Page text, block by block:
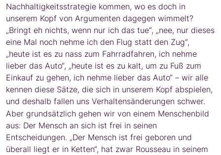
Nachhaltigkeitsstrategie kommen, wo es doch in
unserem Kopf von Argumenten dagegen wimmelt?
„Bringt eh nichts, wenn nur ich das tue“, „nee, nur dieses
eine Mal noch nehme ich den Flug statt den Zug“,
„heute ist es zu nass zum Fahrradfahren, ich nehme
lieber das Auto“, „heute ist es zu kalt, um zu Fuß zum
Einkauf zu gehen, ich nehme lieber das Auto“ – wir alle
kennen diese Sätze, die sich in unserem Kopf abspielen,
und deshalb fallen uns Verhaltensänderungen schwer.
Aber grundsätzlich gehen wir von einem Menschenbild
aus: Der Mensch an sich ist frei in seinen
Entscheidungen. „Der Mensch ist frei geboren und
überall liegt er in Ketten“, hat zwar Rousseau in seinem